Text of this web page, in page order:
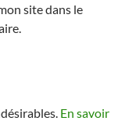
site dans le
En savoir